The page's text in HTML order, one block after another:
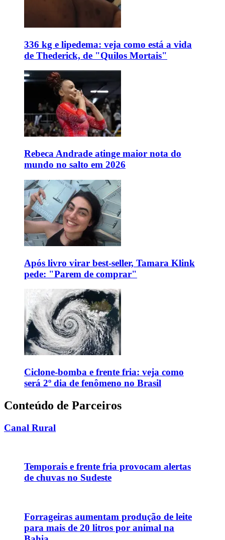
336 kg e lipedema: veja como está a vida
de Thederick, de "Quilos Mortais"
Rebeca Andrade atinge maior nota do
mundo no salto em 2026
Após livro virar best-seller, Tamara Klink
pede: "Parem de comprar"
Ciclone-bomba e frente fria: veja como
será 2º dia de fenômeno no Brasil
Conteúdo de Parceiros
Canal Rural
Temporais e frente fria provocam alertas
de chuvas no Sudeste
Forrageiras aumentam produção de leite
para mais de 20 litros por animal na